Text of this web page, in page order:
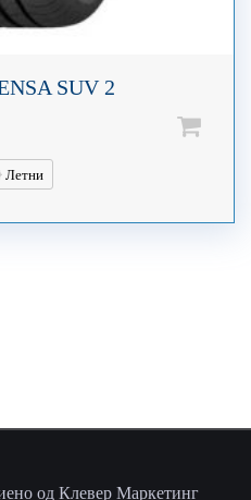
SUV 2
Летни
од Клевер Маркетинг